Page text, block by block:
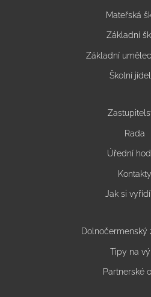
Mateřská
Základní
Základní
Školní
Rada
Úřední
Kontakty
Jak si
Dolnočermenský
Tipy na
Partnerské